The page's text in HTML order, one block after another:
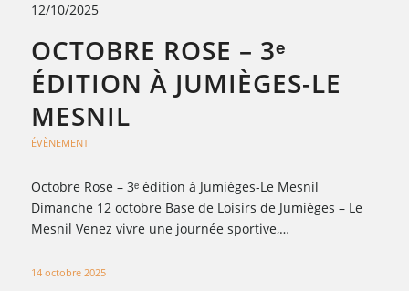
12/10/2025
OCTOBRE ROSE – 3ᵉ
ÉDITION À JUMIÈGES-LE
MESNIL
ÉVÈNEMENT
Octobre Rose – 3ᵉ édition à Jumièges-Le Mesnil
Dimanche 12 octobre Base de Loisirs de Jumièges – Le
Mesnil Venez vivre une journée sportive,…
14 octobre 2025